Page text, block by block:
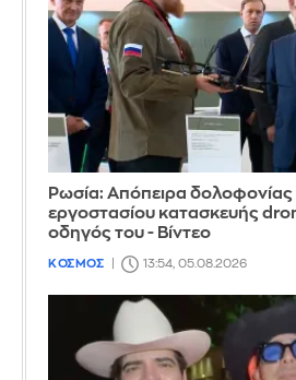
Ρωσία: Απόπειρα δολοφονίας
εργοστασίου κατασκευής
οδηγός του - Βίντεο
ΚΟΣΜΟΣ 13:54, 05.08.2026